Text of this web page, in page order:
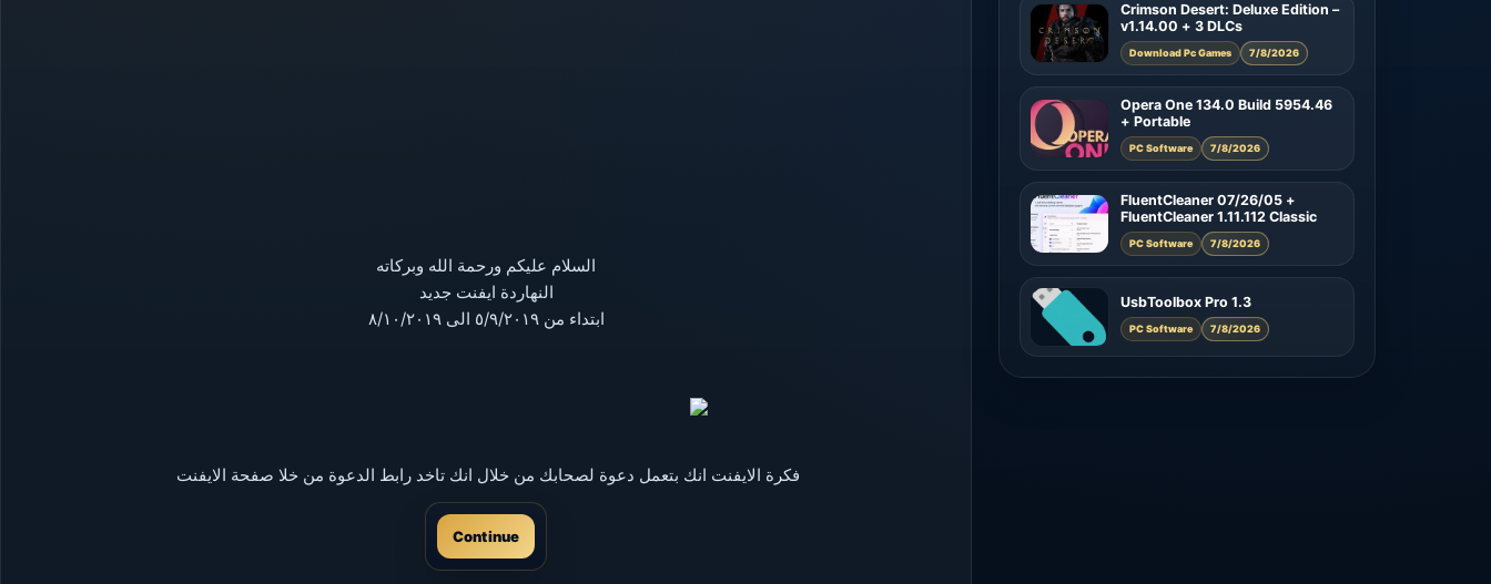
السلام عليكم ورحمة الله وبركاته
النهاردة ايفنت جديد
ابتداء من ٥/٩/٢٠١٩ الى ٨/١٠/٢٠١٩
فكرة الايفنت انك بتعمل دعوة لصحابك من خلال انك تاخد رابط الدعوة من خلا صفحة الايفنت
Continue
Crimson Desert: Deluxe Edition –
v1.14.00 + 3 DLCs
Download Pc Games 7/8/2026
Opera One 134.0 Build 5954.46
+ Portable
PC Software 7/8/2026
FluentCleaner 07/26/05 +
FluentCleaner 1.11.112 Classic
PC Software 7/8/2026
UsbToolbox Pro 1.3
PC Software 7/8/2026